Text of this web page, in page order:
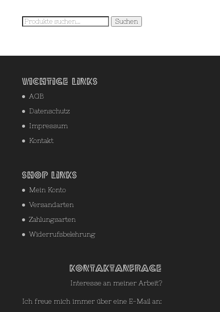
Suche
Suchen
Wichtige Links
AGB
Datenschutz
Impressum
Kontakt
Shop Links
Mein Konto
Versandarten
Zahlungsarten
Widerrufsbelehrung
Kontaktanfrage
Interesse an meiner Arbeit?
Ich freue mich immer über eine E-Mail an: